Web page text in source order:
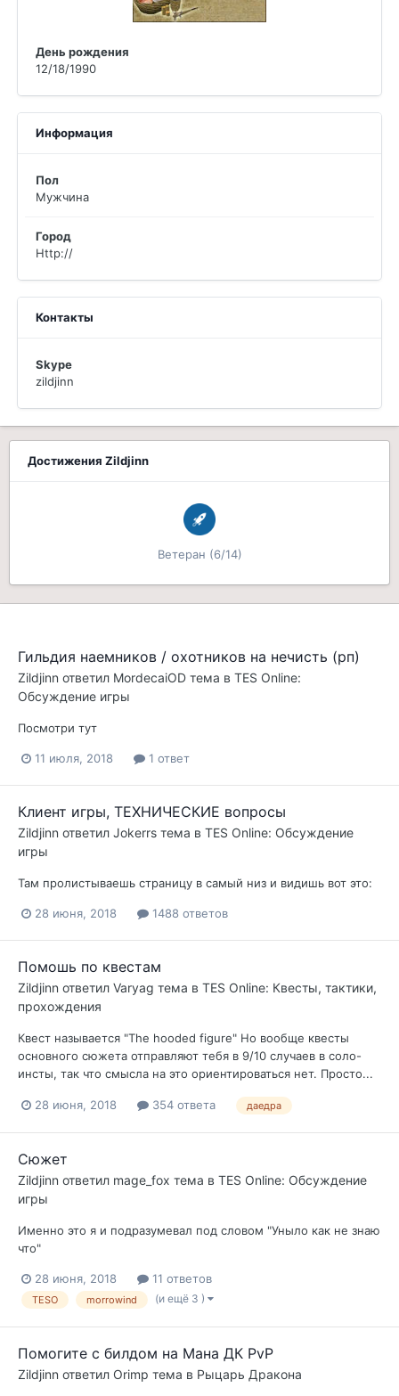
День рождения
12/18/1990
Информация
Пол
Мужчина
Город
Http://
Контакты
Skype
zildjinn
Достижения Zildjinn
Ветеран (6/14)
Гильдия наемников / охотников на нечисть (рп)
Zildjinn ответил MordecaiOD тема в TES Online:
Обсуждение игры
Посмотри тут
11 июля, 2018 1 ответ
Клиент игры, ТЕХНИЧЕСКИЕ вопросы
Zildjinn ответил Jokerrs тема в TES Online: Обсуждение
игры
Там пролистываешь страницу в самый низ и видишь вот это:
28 июня, 2018 1488 ответов
Помошь по квестам
Zildjinn ответил Varyag тема в TES Online: Квесты, тактики,
прохождения
Квест называется "The hooded figure" Но вообще квесты
основного сюжета отправляют тебя в 9/10 случаев в соло-
инсты, так что смысла на это ориентироваться нет. Просто...
28 июня, 2018 354 ответа даедра
Сюжет
Zildjinn ответил mage_fox тема в TES Online: Обсуждение
игры
Именно это я и подразумевал под словом "Уныло как не знаю
что"
28 июня, 2018 11 ответов
TESO morrowind (и ещё 3 )
Помогите с билдом на Мана ДК PvP
Zildjinn ответил Orimp тема в Рыцарь Дракона